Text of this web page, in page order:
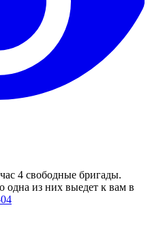
4 свободные бригады.
одна из них выедет к вам в